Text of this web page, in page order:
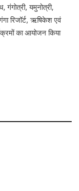
गंगोत्री, यमुनोत्री,
रिजॉर्ट, ऋषिकेश एवं
का आयोजन किया